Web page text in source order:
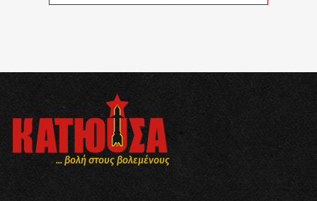
... βολή στους βολεμένους